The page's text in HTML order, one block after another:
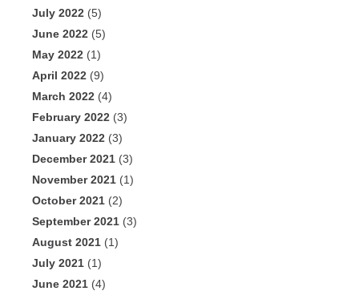
July 2022 (5)
June 2022 (5)
May 2022 (1)
April 2022 (9)
March 2022 (4)
February 2022 (3)
January 2022 (3)
December 2021 (3)
November 2021 (1)
October 2021 (2)
September 2021 (3)
August 2021 (1)
July 2021 (1)
June 2021 (4)